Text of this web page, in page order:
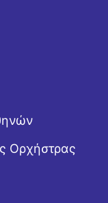
Ορχήστρας